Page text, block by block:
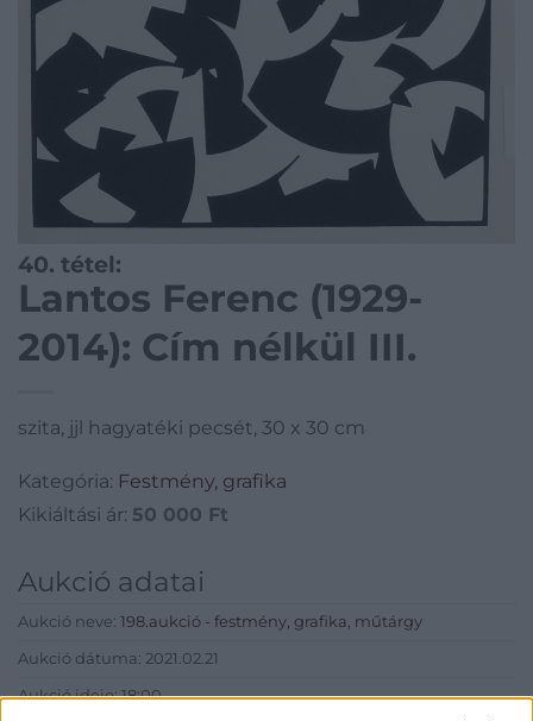
40. tétel:
Lantos Ferenc (1929-
2014): Cím nélkül III.
szita, jjl hagyatéki pecsét, 30 x 30 cm
Kategória: Festmény, grafika
Kikiáltási ár: 50 000 Ft
Aukció adatai
Aukció neve: 198.aukció - festmény, grafika, műtárgy
Aukció dátuma: 2021.02.21
Aukció ideje: 18:00